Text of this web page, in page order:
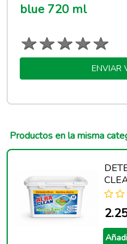
blue 720 ml
ENVIAR
Productos en la misma